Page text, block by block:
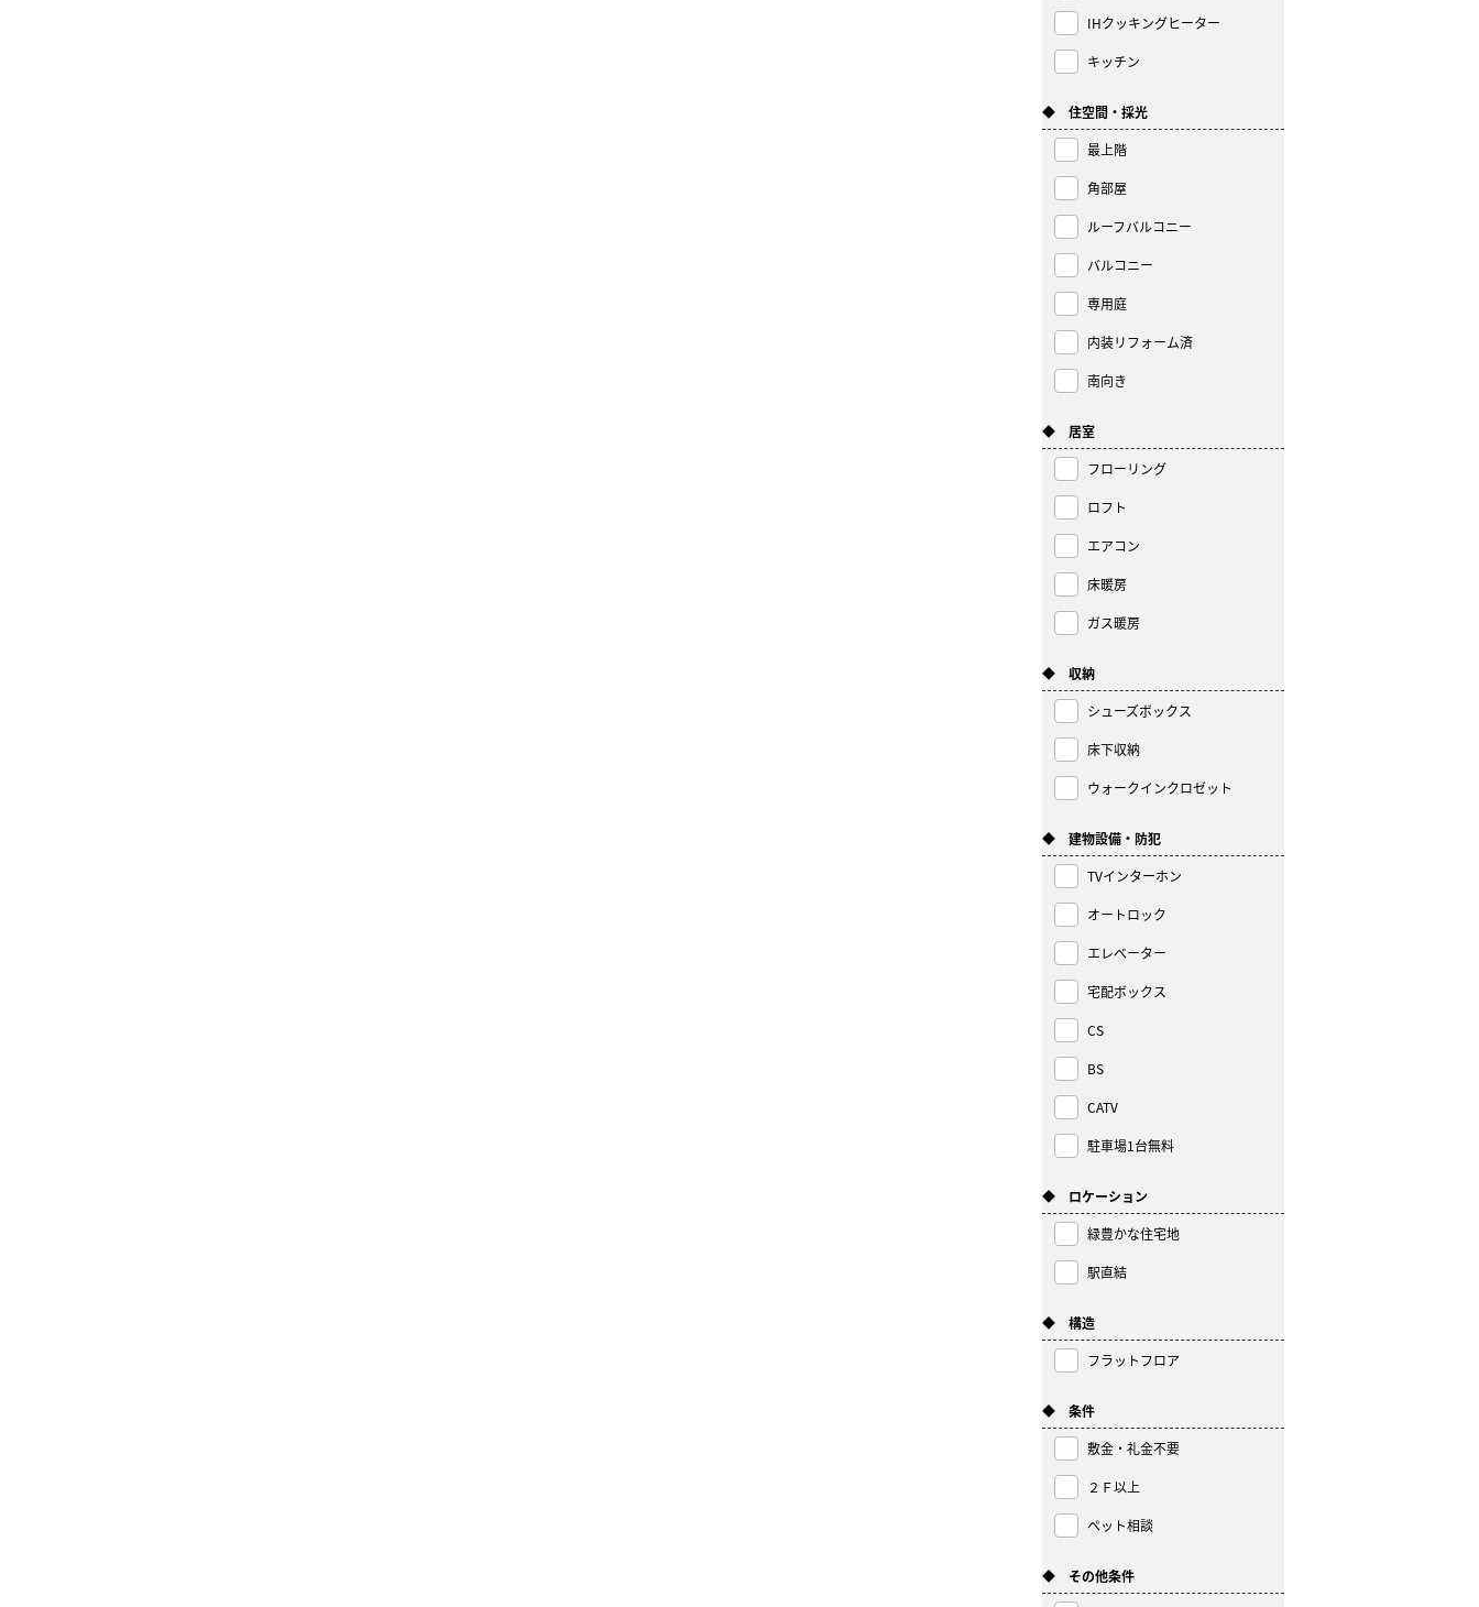
IHクッキングヒーター
キッチン
◆ 住空間・採光
最上階
角部屋
ルーフバルコニー
バルコニー
専用庭
内装リフォーム済
南向き
◆ 居室
フローリング
ロフト
エアコン
床暖房
ガス暖房
◆ 収納
シューズボックス
床下収納
ウォークインクロゼット
◆ 建物設備・防犯
TVインターホン
オートロック
エレベーター
宅配ボックス
CS
BS
CATV
駐車場1台無料
◆ ロケーション
緑豊かな住宅地
駅直結
◆ 構造
フラットフロア
◆ 条件
敷金・礼金不要
２Ｆ以上
ペット相談
◆ その他条件